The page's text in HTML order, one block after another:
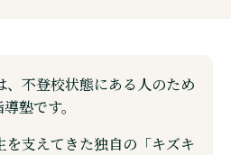
、不登校状態にある人のため
塾です。
を支えてきた独自の「キズキ